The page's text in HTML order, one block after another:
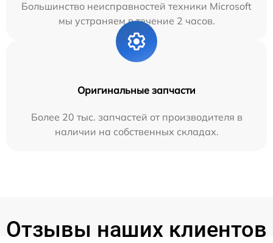
Большинство неисправностей техники Microsoft
мы устраняем в течение 2 часов.
Оригинальные запчасти
Более 20 тыс. запчастей от производителя в
наличии на собственных складах.
Отзывы наших клиентов